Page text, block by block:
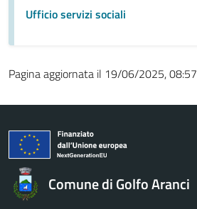
Ufficio servizi sociali
Pagina aggiornata il 19/06/2025, 08:57
Comune di Golfo Aranci